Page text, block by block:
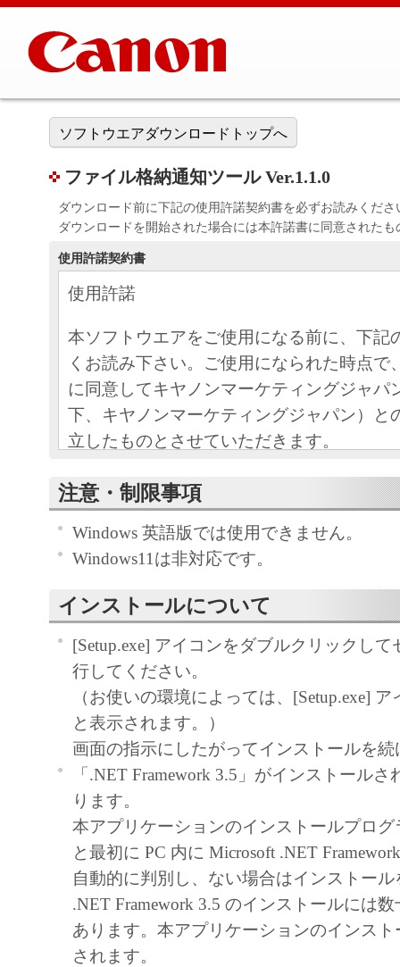
ソフトウエアダウンロードトップへ
ファイル格納通知ツール Ver.1.1.0
ダウンロード前に下記の使用許諾契約書を必ずお読みくださ
ダウンロードを開始された場合には本許諾書に同意された
使用許諾契約書
使用許諾
本ソフトウエアをご使用になる前に、下記
くお読み下さい。ご使用になられた時点で
に同意してキヤノンマーケティングジャパ
下、キヤノンマーケティングジャパン）と
立したものとさせていただきます。
本ソフトウエアおよびその複製物に関
容によりキヤノンマーケティングジャ
ンマーケティングジャパンのライセン
す。
キヤノンマーケティングジャパンは、
ユーザー（以下ユーザーといいます。
自身が本ソフトウエアに対応するキヤ
る目的で本ソフトウェアを使用する非
します。
ユーザーは、本ソフトウエアの全部ま
て、販売、頒布、修正、改変、リバー
ング、逆コンパイルまたは逆アセンブ
びにこれらの行為を第三者に許諾する
ん。
キヤノンマーケティングジャパンおよ
ティングジャパンのライセンサーは、
ユーザーの特定の目的のために適当で
は有用であること、または本ソフトウ
こと、その他本ソフトウェアに関して
注意・制限事項
Windows 英語版では使用できません。
Windows11は非対応です。
インストールについて
[Setup.exe] アイコンをダブルクリックし
行してください。
（お使いの環境によっては、[Setup.exe] ア
と表示されます。）
画面の指示にしたがってインストールを
「.NET Framework 3.5」がインストール
ります。
本アプリケーションのインストールプロ
と最初に PC 内に Microsoft .NET
自動的に判別し、ない場合はインストー
.NET Framework 3.5 のインストールには
あります。本アプリケーションのインス
されます。